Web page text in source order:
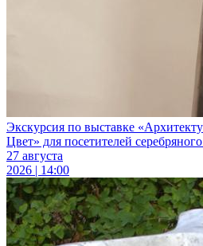
Экскурсия по выставке
Цвет» для посетителей серебряного
27 августа
2026 | 14:00